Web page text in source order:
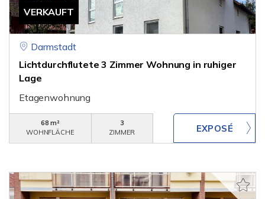
VERKAUFT
Darmstadt
Lichtdurchflutete 3 Zimmer Wohnung in ruhiger
Lage
Etagenwohnung
68 m²
WOHNFLÄCHE
3
ZIMMER